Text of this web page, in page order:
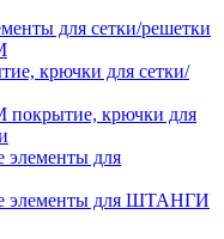
для сетки/решетки
крючки для сетки/
крючки для
элементы для
элементы для ШТАНГИ